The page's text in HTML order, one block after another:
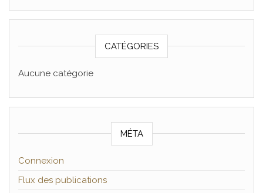
CATÉGORIES
Aucune catégorie
MÉTA
Connexion
Flux des publications